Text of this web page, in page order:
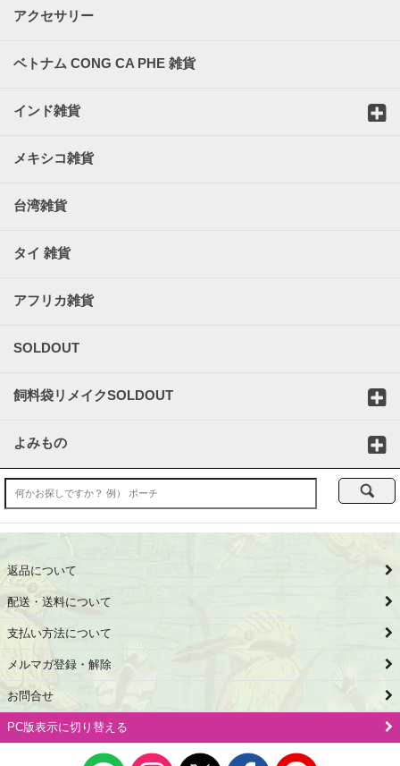
アクセサリー
ベトナム CONG CA PHE 雑貨
インド雑貨
メキシコ雑貨
台湾雑貨
タイ 雑貨
アフリカ雑貨
SOLDOUT
飼料袋リメイクSOLDOUT
よみもの
返品について
配送・送料について
支払い方法について
メルマガ登録・解除
お問合せ
PC版表示に切り替える